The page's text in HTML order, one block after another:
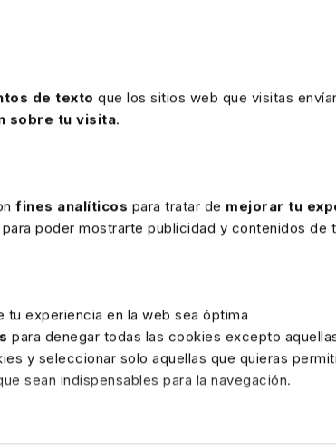
de texto que los sitios web que visitas
sobre tu visita.
fines analíticos para tratar de mejorar tu
poder mostrarte publicidad y contenidos de
tu experiencia en la web sea óptima
para denegar todas las cookies excepto
y seleccionar solo aquellas que quieras
sean indispensables para la navegación.
Fiscal 2026
jurisprudencia y doctrina. Incluye el servicio
comprobar en cualquier momento si un número